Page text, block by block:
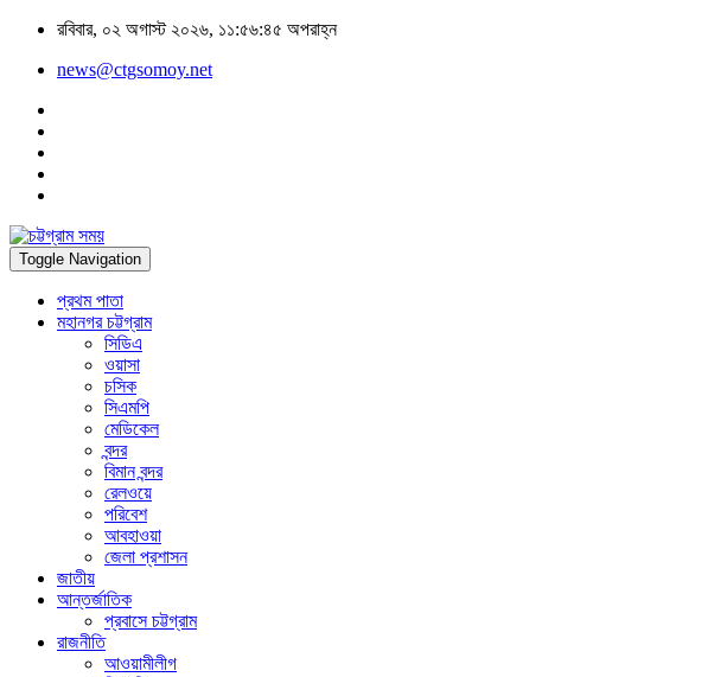
রবিবার, ০২ অগাস্ট ২০২৬, ১১:৫৬:৪৫ অপরাহ্ন
news@ctgsomoy.net
Toggle Navigation
প্রথম পাতা
মহানগর চট্টগ্রাম
সিডিএ
ওয়াসা
চসিক
সিএমপি
মেডিকেল
বন্দর
বিমান বন্দর
রেলওয়ে
পরিবেশ
আবহাওয়া
জেলা প্রশাসন
জাতীয়
আন্তর্জাতিক
প্রবাসে চট্টগ্রাম
রাজনীতি
আওয়ামীলীগ